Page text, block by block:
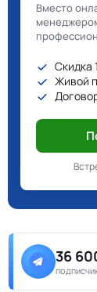
Вместо
Скидка
Живой
36